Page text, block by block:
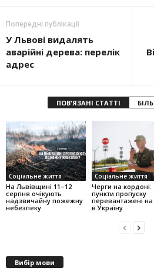
Попередні публікації
У Львові видалять
аварійні дерева: перелік
адрес
ПОВ'ЯЗАНІ СТАТТІ
Соціальне життя
На Львівщині 11–12
серпня очікують
надзвичайну пожежну
небезпеку
Соціальне життя
Черги на кордоні:
пункти пропуску
перевантажені на
в Україну
Вибір мови